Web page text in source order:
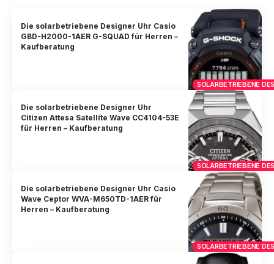
SOLARBETRIEBENE
Die solarbetriebene Designer Uhr Casio
GBD-H2000-1AER G-SQUAD für Herren –
Kaufberatung
SOLARBETRIEBENE
Die solarbetriebene Designer Uhr
Citizen Attesa Satellite Wave CC4104-53E
für Herren – Kaufberatung
SOLARBETRIEBENE
Die solarbetriebene Designer Uhr Casio
Wave Ceptor WVA-M650TD-1AER für
Herren – Kaufberatung